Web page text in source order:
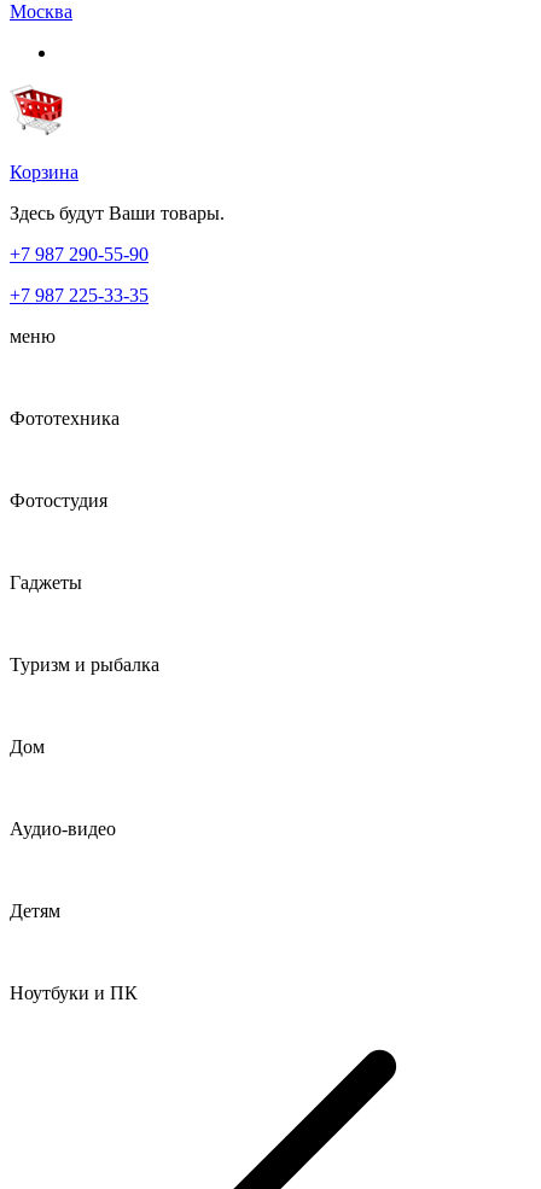
Москва
Корзина
Здесь будут Ваши товары.
+7 987 290-55-90
+7 987 225-33-35
меню
Фототехника
Фотостудия
Гаджеты
Туризм и рыбалка
Дом
Аудио-видео
Детям
Ноутбуки и ПК